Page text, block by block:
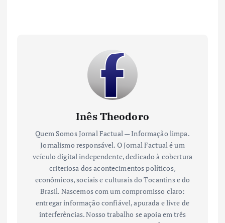
Inês Theodoro
Quem Somos Jornal Factual — Informação limpa.
Jornalismo responsável. O Jornal Factual é um
veículo digital independente, dedicado à cobertura
criteriosa dos acontecimentos políticos,
econômicos, sociais e culturais do Tocantins e do
Brasil. Nascemos com um compromisso claro:
entregar informação confiável, apurada e livre de
interferências. Nosso trabalho se apoia em três